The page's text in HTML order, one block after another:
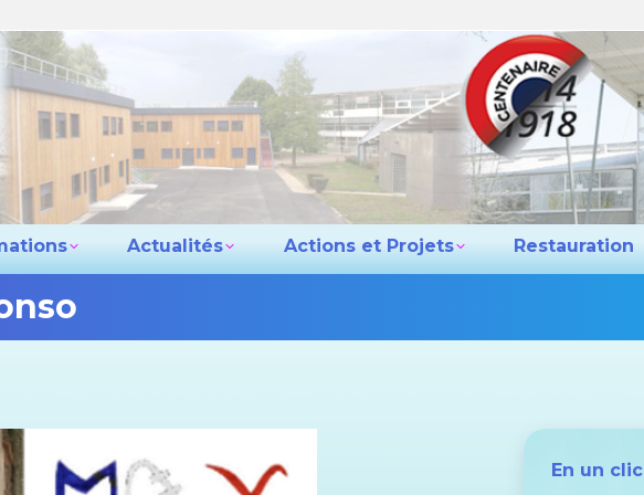
Actualités Actions et Projets Restauration
En un clic
lycée Actions et Projets
Contact